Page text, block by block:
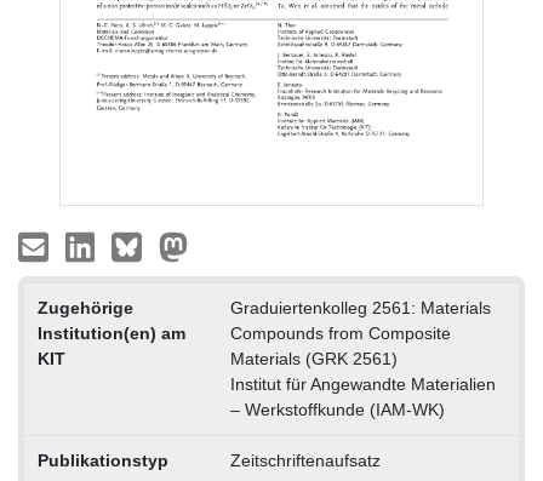
Zugehörige
Institution(en) am
KIT
Graduiertenkolleg 2561: Materials
Compounds from Composite
Materials (GRK 2561)
Institut für Angewandte Materialien
– Werkstoffkunde (IAM-WK)
Publikationstyp Zeitschriftenaufsatz